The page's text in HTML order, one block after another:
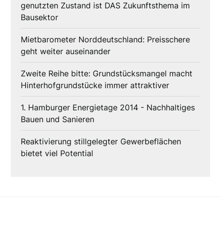
genutzten Zustand ist DAS Zukunftsthema im
Bausektor
Mietbarometer Norddeutschland: Preisschere
geht weiter auseinander
Zweite Reihe bitte: Grundstücksmangel macht
Hinterhofgrundstücke immer attraktiver
1. Hamburger Energietage 2014 - Nachhaltiges
Bauen und Sanieren
Reaktivierung stillgelegter Gewerbeflächen
bietet viel Potential